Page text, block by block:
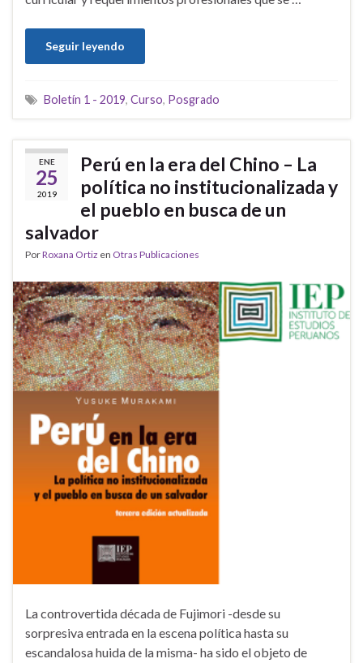
Seguir leyendo
Boletín 1 - 2019, Curso, Posgrado
ENE
25
2019
Perú en la era del Chino – La
política no institucionalizada y
el pueblo en busca de un
salvador
PorRoxana Ortiz en Otras Publicaciones
La controvertida década de Fujimori -desde su
sorpresiva entrada en la escena política hasta su
escandalosa huida de la misma- ha sido el objeto de